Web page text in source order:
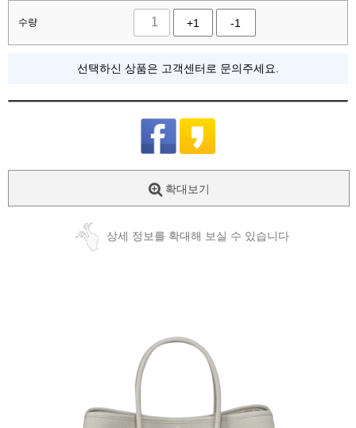
수량 +1 -1
선택하신 상품은 고객센터로 문의주세요.
확대보기
상세 정보를 확대해 보실 수 있습니다